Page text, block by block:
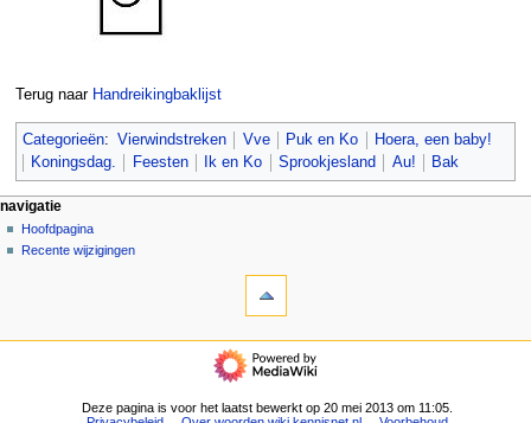
Terug naar Handreikingbaklijst
Categorieën: Vierwindstreken Vve Puk en Ko
Hoera, een baby!
Koningsdag.
Feesten Ik en Ko Sprookjesland Au! Bak
N
a
v
a
pagina-handelingen
pagina
overleg
persoonlijke hulpmiddelen
aanmelden
navigatie
Hoofdpagina
Recente wijzigingen
navigatie
wijzigingenDeze pagina is voor het laatst bewerkt op 20 mei 2013 om 11:05.